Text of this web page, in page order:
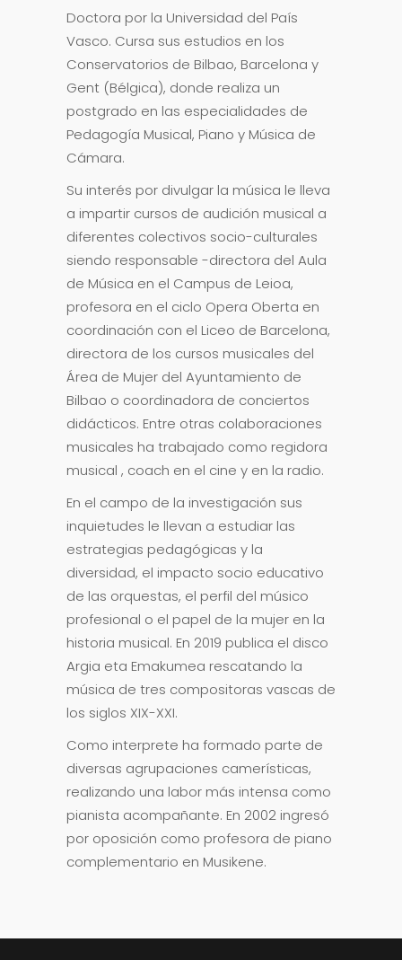
Doctora por la Universidad del País
Vasco. Cursa sus estudios en los
Conservatorios de Bilbao, Barcelona y
Gent (Bélgica), donde realiza un
postgrado en las especialidades de
Pedagogía Musical, Piano y Música de
Cámara.
Su interés por divulgar la música le lleva
a impartir cursos de audición musical a
diferentes colectivos socio-culturales
siendo responsable -directora del Aula
de Música en el Campus de Leioa,
profesora en el ciclo Opera Oberta en
coordinación con el Liceo de Barcelona,
directora de los cursos musicales del
Área de Mujer del Ayuntamiento de
Bilbao o coordinadora de conciertos
didácticos. Entre otras colaboraciones
musicales ha trabajado como regidora
musical , coach en el cine y en la radio.
En el campo de la investigación sus
inquietudes le llevan a estudiar las
estrategias pedagógicas y la
diversidad, el impacto socio educativo
de las orquestas, el perfil del músico
profesional o el papel de la mujer en la
historia musical. En 2019 publica el disco
Argia eta Emakumea rescatando la
música de tres compositoras vascas de
los siglos XIX-XXI.
Como interprete ha formado parte de
diversas agrupaciones camerísticas,
realizando una labor más intensa como
pianista acompañante. En 2002 ingresó
por oposición como profesora de piano
complementario en Musikene.